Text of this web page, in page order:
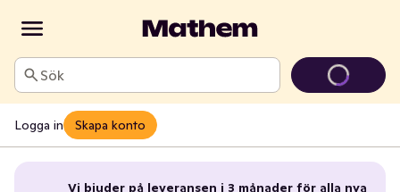
Sök
Logga in Skapa konto
Vi bjuder på leveransen i 3 månader för alla nya